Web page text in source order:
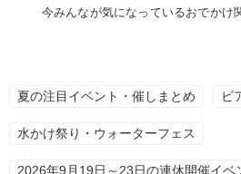
今みんなが気になっているおでかけ
夏の注目イベント・催しまとめ ビ
水かけ祭り・ウォーターフェス
2026年9月19日～23日の連休開催イベ